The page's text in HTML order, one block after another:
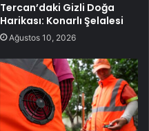
Tercan’daki Gizli Doğa
Harikası: Konarlı Şelalesi
Ağustos 10, 2026